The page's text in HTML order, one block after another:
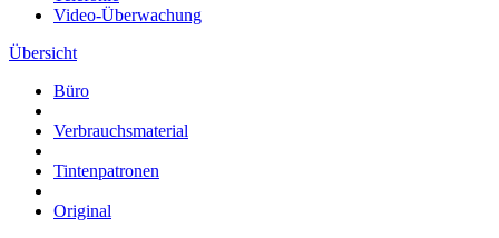
Video-Überwachung
Übersicht
Büro
Verbrauchsmaterial
Tintenpatronen
Original